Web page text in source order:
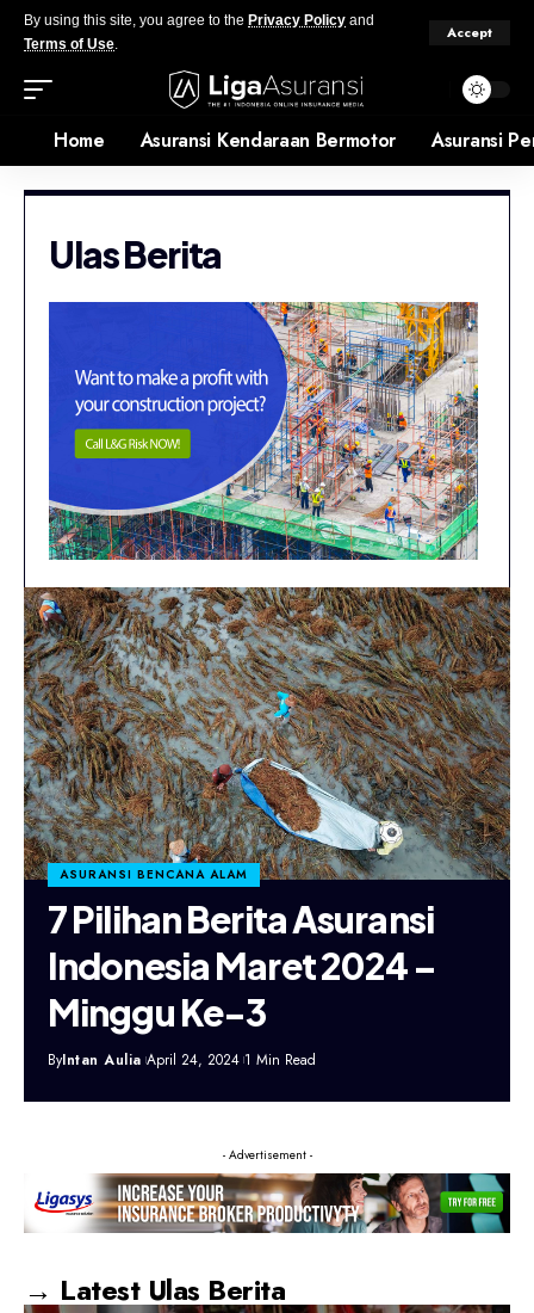
By using this site, you agree to the Privacy Policy and
Terms of Use.
Accept
Home Asuransi Kendaraan Bermotor Asuransi
Ulas Berita
ASURANSI BENCANA ALAM
7 Pilihan Berita Asuransi
Indonesia Maret 2024 –
Minggu Ke-3
ByIntan Aulia April 24, 2024 1 Min Read
- Advertisement -
→ Latest Ulas Berita